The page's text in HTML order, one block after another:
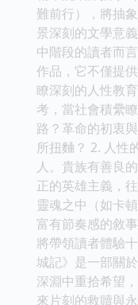
難前行），將抽
景深刻的文學意
中階段的讀者而
作品，它不僅提
瞭深刻的人性教
考，當社會積纍
路？革命的初衷
所扭麯？ 2. 人性
人。貴族有善良
正的英雄主義，
靈魂之中（如卡
富有節奏感的敘
將帶領讀者體驗
城記》是一部關
深淵中重拾希望
來片刻的救贖與